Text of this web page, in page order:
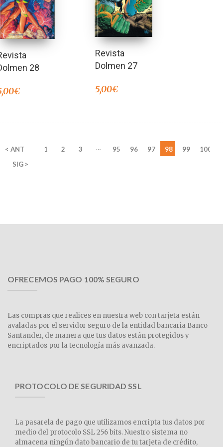
28
€
Revista
Dolmen 27
5,00€
< ANT 1 2 3 … 95 96 97 98 99
100
SIG >
OFRECEMOS PAGO 100% SEGURO
Las compras que realices en nuestra web con tarjeta están
avaladas por el servidor seguro de la entidad bancaria Banco
Santander, de manera que tus datos están protegidos y
encriptados por la tecnología más avanzada.
PROTOCOLO DE SEGURIDAD SSL
La pasarela de pago que utilizamos encripta tus datos por
medio del protocolo SSL 256 bits. Nuestro sistema no
almacena ningún dato bancario de tu tarjeta de crédito,